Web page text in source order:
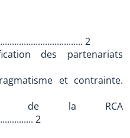
2
des partenariats
et contrainte.
de la RCA
2